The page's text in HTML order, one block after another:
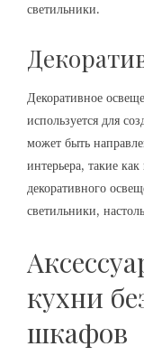
светильники.
Декоративное
используется для
может быть
интерьера, такие
декоративного
светильники,
кухни
шкафов